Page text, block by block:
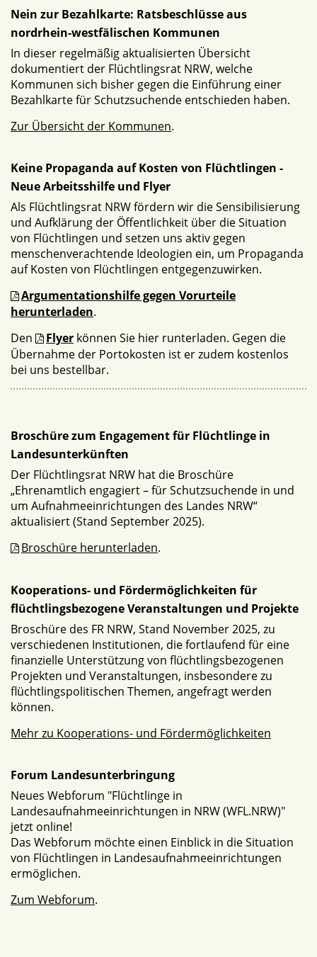
Nein zur Bezahlkarte: Ratsbeschlüsse aus
nordrhein-westfälischen Kommunen
In dieser regelmäßig aktualisierten Übersicht
dokumentiert der Flüchtlingsrat NRW, welche
Kommunen sich bisher gegen die Einführung einer
Bezahlkarte für Schutzsuchende entschieden haben.
Zur Übersicht der Kommunen.
Keine Propaganda auf Kosten von Flüchtlingen -
Neue Arbeitsshilfe und Flyer
Als Flüchtlingsrat NRW fördern wir die Sensibilisierung
und Aufklärung der Öffentlichkeit über die Situation
von Flüchtlingen und setzen uns aktiv gegen
menschenverachtende Ideologien ein, um Propaganda
auf Kosten von Flüchtlingen entgegenzuwirken.
Argumentationshilfe gegen Vorurteile
herunterladen.
Den
Flyer können Sie hier runterladen. Gegen die
Übernahme der Portokosten ist er zudem kostenlos
bei uns bestellbar.
Broschüre zum Engagement für Flüchtlinge in
Landesunterkünften
Der Flüchtlingsrat NRW hat die Broschüre
„Ehrenamtlich engagiert – für Schutzsuchende in und
um Aufnahmeeinrichtungen des Landes NRW“
aktualisiert (Stand September 2025).
Broschüre herunterladen.
Kooperations- und Fördermöglichkeiten für
flüchtlingsbezogene Veranstaltungen und Projekte
Broschüre des FR NRW, Stand November 2025, zu
verschiedenen Institutionen, die fortlaufend für eine
finanzielle Unterstützung von flüchtlingsbezogenen
Projekten und Veranstaltungen, insbesondere zu
flüchtlingspolitischen Themen, angefragt werden
können.
Mehr zu Kooperations- und Fördermöglichkeiten
Forum Landesunterbringung
Neues Webforum "Flüchtlinge in
Landesaufnahmeeinrichtungen in NRW (WFL.NRW)"
jetzt online!
Das Webforum möchte einen Einblick in die Situation
von Flüchtlingen in Landesaufnahmeeinrichtungen
ermöglichen.
Zum Webforum.